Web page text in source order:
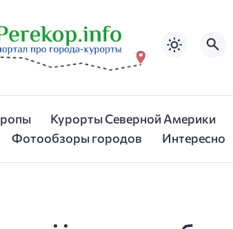
Курорты Северной Америки
Фотообзоры городов Интересно